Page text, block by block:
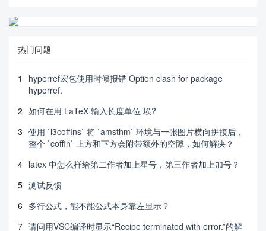
热门问题
1
hyperref宏包使用时候报错 Option clash for package
hyperref.
2 如何在用 LaTeX 输入长度单位 埃?
3 使用 `l3coffins` 将 `amsthm` 环境与一张图片横向拼接后，
整个 `coffin` 上方和下方会附带额外的空隙，如何解决？
4 latex 中怎么样给第二作者加上星号，第三作者加上加号？
5 测试反馈
6 多行公式，能不能公式本身靠左显示？
7 请问用VSC编译时显示“Recipe terminated with error.”的解